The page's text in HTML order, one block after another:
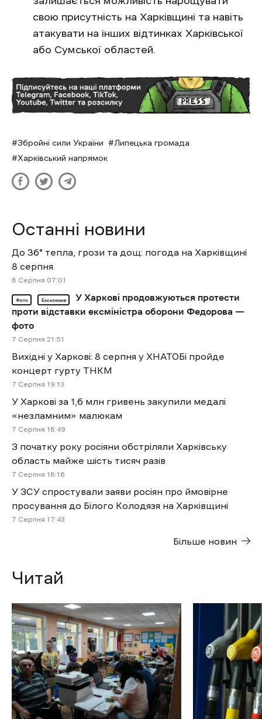
свою присутність на Харківщині та навіть
атакувати на інших відтинках Харківської
або Сумської областей.
Збройні сили України
Липецька громада
Харківський напрямок
Останні новини
До 36° тепла, грози та дощ: погода на Харківщині
8 серпня
8 Cерпня 07:01
Фото Ексклюзив
У Харкові продовжуються протести
проти відставки ексміністра оборони Федорова —
фото
7 Cерпня 21:51
Вихідні у Харкові: 8 серпня у ХНАТОБі пройде
концерт гурту ТНКМ
7 Cерпня 19:13
У Харкові за 1,6 млн гривень закупили медалі
«незламним» малюкам
7 Cерпня 18:49
З початку року росіяни обстріляли Харківську
область майже шість тисяч разів
7 Cерпня 18:16
У ЗСУ спростували заяви росіян про ймовірне
просування до Білого Колодязя на Харківщині
7 Cерпня 17:43
Більше новин
Читай